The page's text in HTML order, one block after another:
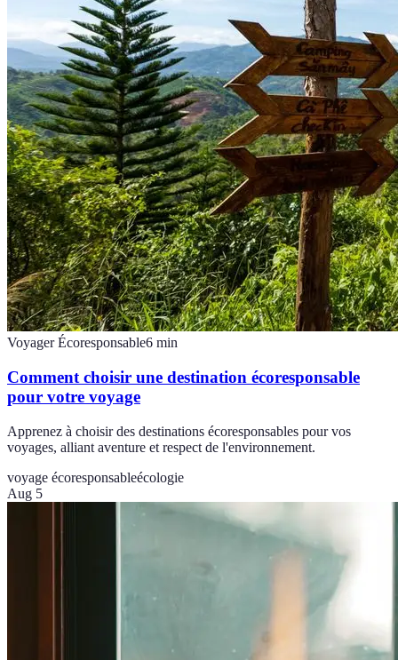
Voyager Écoresponsable6 min
Comment choisir une destination écoresponsable
pour votre voyage
Apprenez à choisir des destinations écoresponsables pour vos
voyages, alliant aventure et respect de l'environnement.
voyage écoresponsableécologie
Aug 5